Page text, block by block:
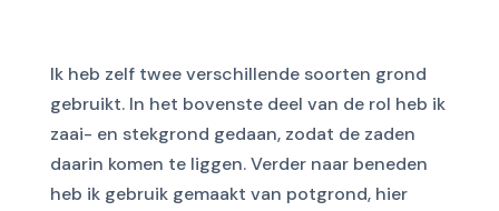
Ik heb zelf twee verschillende soorten grond
gebruikt. In het bovenste deel van de rol heb ik
zaai- en stekgrond gedaan, zodat de zaden
daarin komen te liggen. Verder naar beneden
heb ik gebruik gemaakt van potgrond, hier